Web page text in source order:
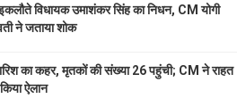
विधायक उमाशंकर सिंह का निधन, CM योगी
ने जताया शोक
का कहर, मृतकों की संख्या 26 पहुंची; CM ने राहत
ऐलान